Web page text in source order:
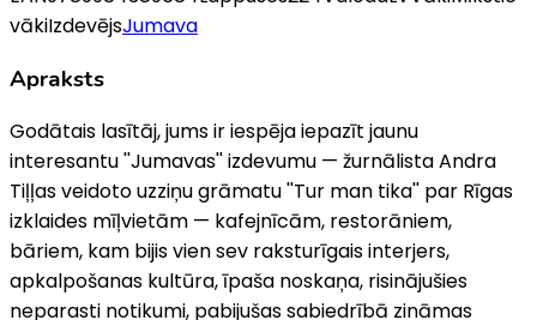
vākiIzdevējsJumava
Apraksts
Godātais lasītāj, jums ir iespēja iepazīt jaunu
interesantu ''Jumavas'' izdevumu — žurnālista Andra
Tiļļas veidoto uzziņu grāmatu ''Tur man tika'' par Rīgas
izklaides mīļvietām — kafejnīcām, restorāniem,
bāriem, kam bijis vien sev raksturīgais interjers,
apkalpošanas kultūra, īpaša noskaņa, risinājušies
neparasti notikumi, pabijušas sabiedrībā zināmas